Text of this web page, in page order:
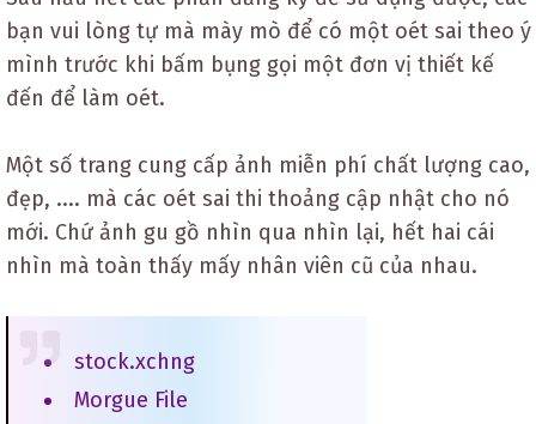
bạn vui lòng tự mà mày mò để có một oét sai theo ý
mình trước khi bấm bụng gọi một đơn vị thiết kế
đến để làm oét.
Một số trang cung cấp ảnh miễn phí chất lượng cao,
đẹp, .... mà các oét sai thi thoảng cập nhật cho nó
mới. Chứ ảnh gu gồ nhìn qua nhìn lại, hết hai cái
nhìn mà toàn thấy mấy nhân viên cũ của nhau.
stock.xchng
Morgue File